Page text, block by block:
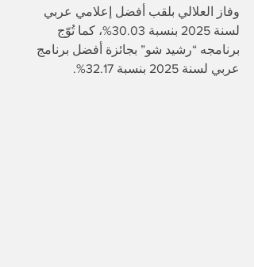
وفاز العلالي بلقب أفضل إعلامي عربي
لسنة 2025 بنسبة 30.03%، كما تُوّج
برنامجه “رشيد شو” بجائزة أفضل برنامج
عربي لسنة 2025 بنسبة 32.17%.